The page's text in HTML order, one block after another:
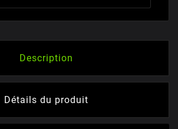
Description
Détails du produit